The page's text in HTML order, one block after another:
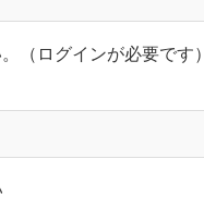
（ログインが必要です）